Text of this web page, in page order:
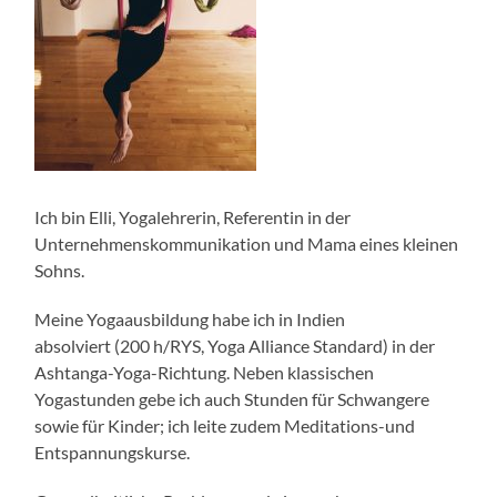
Ich bin Elli, Yogalehrerin, Referentin in der
Unternehmenskommunikation und Mama eines kleinen
Sohns.
Meine Yogaausbildung habe ich in Indien
absolviert (200 h/RYS, Yoga Alliance Standard) in der
Ashtanga-Yoga-Richtung. Neben klassischen
Yogastunden gebe ich auch Stunden für Schwangere
sowie für Kinder; ich leite zudem Meditations-und
Entspannungskurse.